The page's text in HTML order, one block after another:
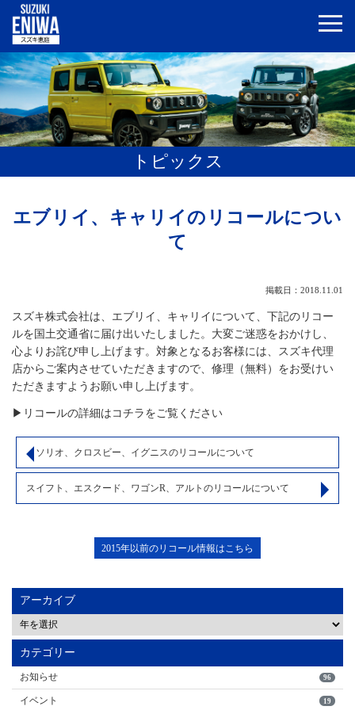
トピックス
エブリイ、キャリイのリコールについ
て
掲載日：2018.11.01
スズキ株式会社は、エブリイ、キャリイについて、下記のリコー
ルを国土交通省に届け出いたしました。大変ご迷惑をおかけし、
心よりお詫び申し上げます。対象となるお客様には、スズキ代理
店からご案内させていただきますので、修理（無料）をお受けい
ただきますようお願い申し上げます。
▶リコールの詳細はコチラをご覧ください
ソリオ、クロスビー、イグニスのリコールについて
スイフト、エスクード、ワゴンR、アルトのリコールについて
2015年以前のリコール情報はこちら
アーカイブ
カテゴリー
お知らせ 96
イベント 19